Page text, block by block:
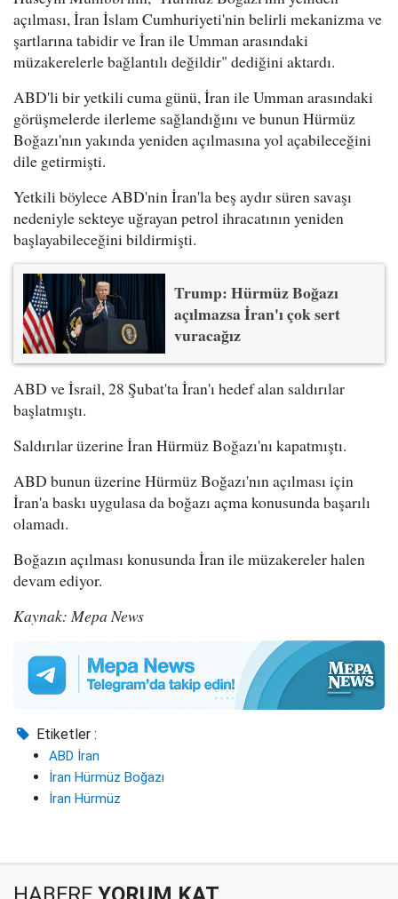
açılması, İran İslam Cumhuriyeti'nin belirli mekanizma ve
şartlarına tabidir ve İran ile Umman arasındaki
müzakerelerle bağlantılı değildir" dediğini aktardı.
ABD'li bir yetkili cuma günü, İran ile Umman arasındaki
görüşmelerde ilerleme sağlandığını ve bunun Hürmüz
Boğazı'nın yakında yeniden açılmasına yol açabileceğini
dile getirmişti.
Yetkili böylece ABD'nin İran'la beş aydır süren savaşı
nedeniyle sekteye uğrayan petrol ihracatının yeniden
başlayabileceğini bildirmişti.
Trump: Hürmüz Boğazı
açılmazsa İran'ı çok sert
vuracağız
ABD ve İsrail, 28 Şubat'ta İran'ı hedef alan saldırılar
başlatmıştı.
Saldırılar üzerine İran Hürmüz Boğazı'nı kapatmıştı.
ABD bunun üzerine Hürmüz Boğazı'nın açılması için
İran'a baskı uygulasa da boğazı açma konusunda başarılı
olamadı.
Boğazın açılması konusunda İran ile müzakereler halen
devam ediyor.
Kaynak: Mepa News
Etiketler :
ABD İran
İran Hürmüz Boğazı
İran Hürmüz